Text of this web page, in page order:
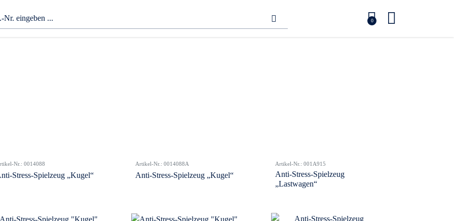
0
Nr.: 0014088
Stress-Spielzeug „Kugel“
Artikel-Nr.: 0014088A
Anti-Stress-Spielzeug „Kugel“
Artikel-Nr.: 001A915
Anti-Stress-Spielzeug
„Lastwagen“